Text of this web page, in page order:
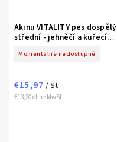
Akinu VITALITY pes dospělý
střední - jehněčí a kuřecí
Momentálně nedostupné
€13,20 ohne MwSt.
€15,97 / St